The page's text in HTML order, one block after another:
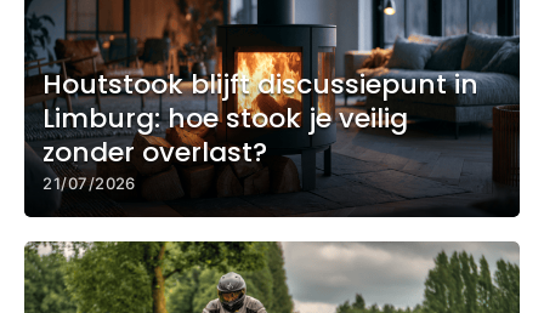
Houtstook blijft discussiepunt in
Limburg: hoe stook je veilig
zonder overlast?
21/07/2026